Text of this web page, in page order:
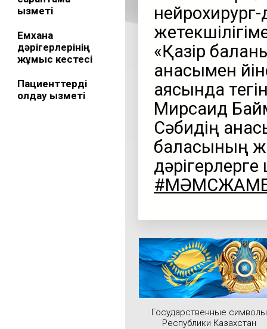
қызметі
Емхана
дәрігерлерінің
жұмыс кестесі
Пациенттерді
қолдау қызметі
«Қазір
анасымен
аясында
Мирсаид
Сәбидің
баласының
дәрігерлерге
Государственные символы
Республики Казахстан